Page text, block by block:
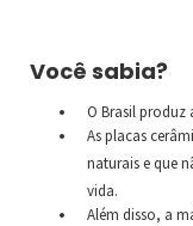
Você sabia?
O Brasil produz
As placas
naturais e que
vida.
Além disso, a